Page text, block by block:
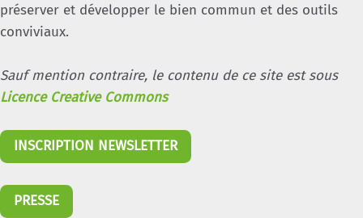
préserver et développer le bien commun et des outils
conviviaux.
Sauf mention contraire, le contenu de ce site est sous
Licence Creative Commons
INSCRIPTION NEWSLETTER
PRESSE